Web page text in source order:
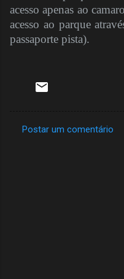
acesso apenas ao
acesso ao parque
passaporte pista).
Postar um comentário